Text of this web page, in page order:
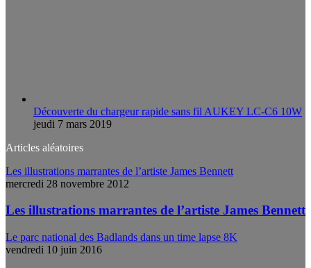
Découverte du chargeur rapide sans fil AUKEY LC-C6 10W
jeudi 7 mars 2019
Articles aléatoires
Les illustrations marrantes de l’artiste James Bennett
mercredi 28 novembre 2012
Les illustrations marrantes de l’artiste James Bennett
Le parc national des Badlands dans un time lapse 8K
vendredi 10 juin 2016